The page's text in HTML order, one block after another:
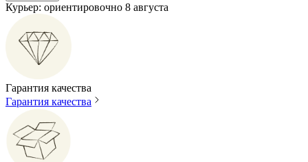
Курьер: ориентировочно 8 августа
Гарантия качества
Гарантия качества